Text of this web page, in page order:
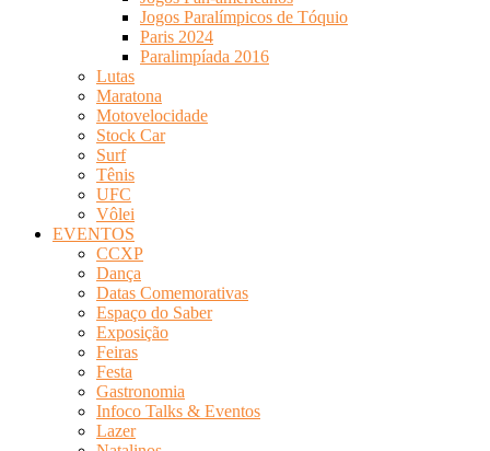
Jogos Paralímpicos de Tóquio
Paris 2024
Paralimpíada 2016
Lutas
Maratona
Motovelocidade
Stock Car
Surf
Tênis
UFC
Vôlei
EVENTOS
CCXP
Dança
Datas Comemorativas
Espaço do Saber
Exposição
Feiras
Festa
Gastronomia
Infoco Talks & Eventos
Lazer